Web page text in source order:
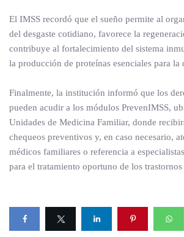
El IMSS recordó que el sueño permite al
del desgaste cotidiano, favorece la
contribuye al fortalecimiento del sistema
la producción de proteínas esenciales para la
Finalmente, la institución informó que los
pueden acudir a los módulos PrevenIMSS,
Unidades de Medicina Familiar, donde
chequeos preventivos y, en caso necesario,
médicos familiares o referencia a
para el tratamiento oportuno de los trastornos